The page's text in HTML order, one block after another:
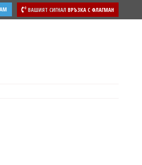
ВАШИЯТ СИГНАЛ ВРЪЗКА С ФЛАГМАН